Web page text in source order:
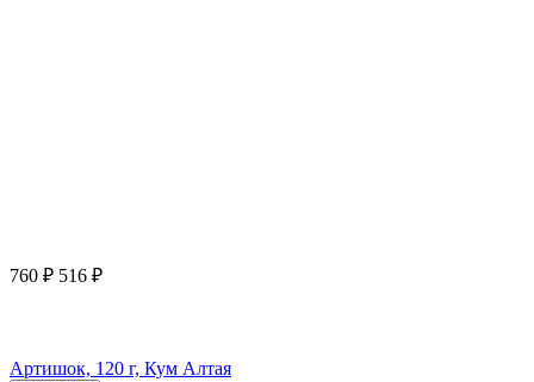
760 ₽ 516 ₽
Артишок, 120 г, Кум Алтая